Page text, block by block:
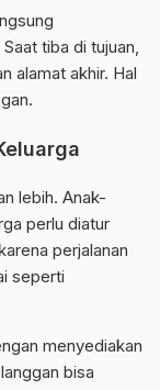
tiba di tujuan,
alamat akhir. Hal
lebih. Anak-
perlu diatur
perjalanan
seperti
menyediakan
bisa